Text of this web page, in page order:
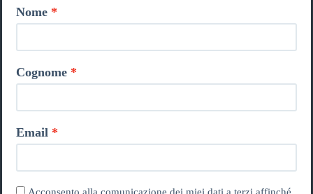
Nome
Cognome
Email
Acconsento alla comunicazione dei miei dati a terzi affinché